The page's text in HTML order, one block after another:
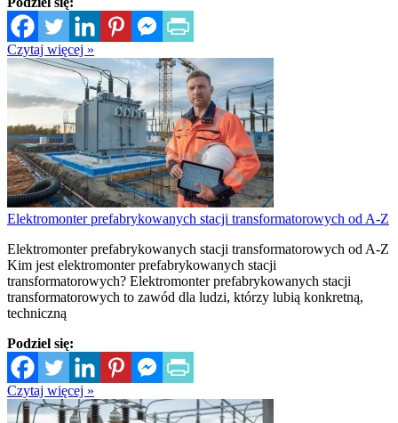
Czytaj więcej »
Elektromonter prefabrykowanych stacji transformatorowych od A-Z
Elektromonter prefabrykowanych stacji transformatorowych od A-Z
Kim jest elektromonter prefabrykowanych stacji
transformatorowych? Elektromonter prefabrykowanych stacji
transformatorowych to zawód dla ludzi, którzy lubią konkretną,
techniczną
Podziel się:
Czytaj więcej »